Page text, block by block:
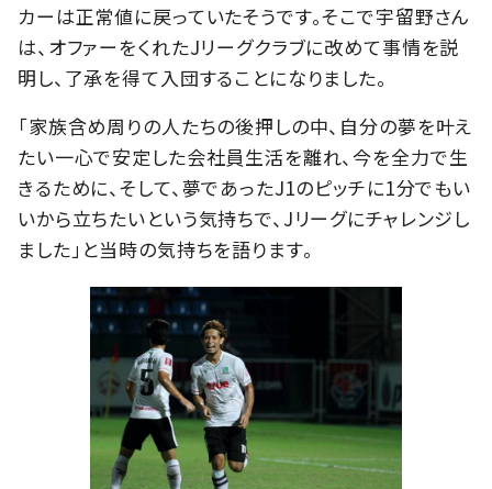
カーは正常値に戻っていたそうです。そこで宇留野さん
は、オファーをくれたJリーグクラブに改めて事情を説
明し、了承を得て入団することになりました。
「家族含め周りの人たちの後押しの中、自分の夢を叶え
たい一心で安定した会社員生活を離れ、今を全力で生
きるために、そして、夢であったJ1のピッチに1分でもい
いから立ちたいという気持ちで、Jリーグにチャレンジし
ました」と当時の気持ちを語ります。